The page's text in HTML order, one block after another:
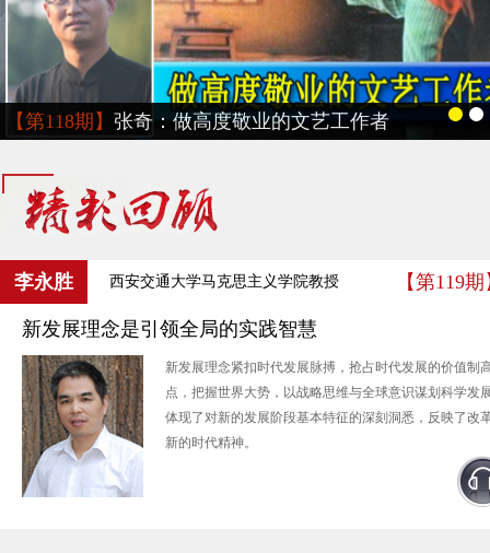
【第118期】 张奇：做高度敬业的文艺工作者
李永胜 西安交通大学马克思主义学院教授 【第119
新发展理念是引领全局的实践智慧
新发展理念紧扣时代发展脉搏，抢占时代发展的价值制
点，把握世界大势，以战略思维与全球意识谋划科学发
体现了对新的发展阶段基本特征的深刻洞悉，反映了改
新的时代精神。